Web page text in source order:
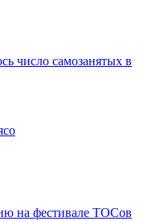
число самозанятых в
на фестивале ТОСов